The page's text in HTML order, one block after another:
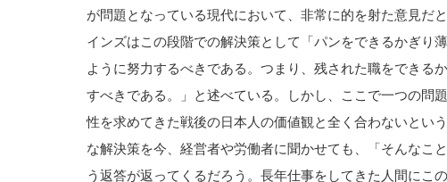
が問題となっている現代において、非常に的を射た意見だ
インズはこの段階での解決策として「パンをできるかぎり
ように努力するべきである。つまり、残された職をできる
すべきである。」と述べている。しかし、ここで一つの問
性を求めてきた戦後の日本人の価値観と全く合わないとい
な解決策を今、経営者や労働者に聞かせても、「そんなこ
う返答が返ってくるだろう。長年仕事をしてきた人間にこ